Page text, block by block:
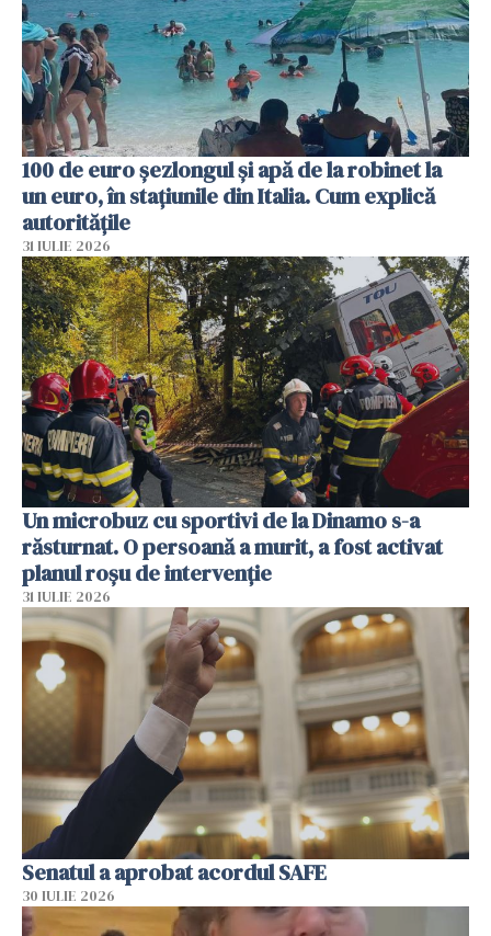
100 de euro șezlongul și apă de la robinet la
un euro, în stațiunile din Italia. Cum explică
autoritățile
31 IULIE 2026
Un microbuz cu sportivi de la Dinamo s-a
răsturnat. O persoană a murit, a fost activat
planul roșu de intervenție
31 IULIE 2026
Senatul a aprobat acordul SAFE
30 IULIE 2026